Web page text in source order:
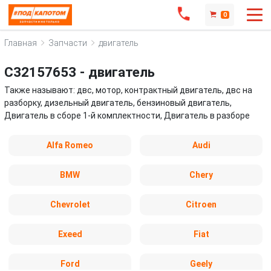
0
Главная Запчасти двигатель
C32157653 - двигатель
Также называют: двс, мотор, контрактный двигатель, двс на
разборку, дизельный двигатель, бензиновый двигатель,
Двигатель в сборе 1-й комплектности, Двигатель в разборе
Alfa Romeo Audi
BMW Chery
Chevrolet Citroen
Exeed Fiat
Ford Geely